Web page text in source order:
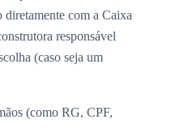
com a Caixa
responsável
(caso seja um
(como RG, CPF,